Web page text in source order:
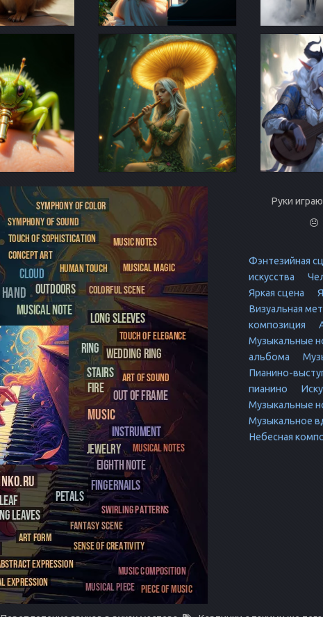
Руки
Фэнтезийная
искусства
Яркая сцена
Визуальная
композиция
Музыкальные
альбома
Пианино-
пианино
Музыкальные
Музыкальное
Небесная